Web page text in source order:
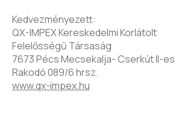
Kedvezményezett:
QX-IMPEX Kereskedelmi Korlátolt
Felelősségű Társaság
7673 Pécs Mecsekalja- Cserkút II-es
Rakodó 089/6 hrsz.
www.qx-impex.hu